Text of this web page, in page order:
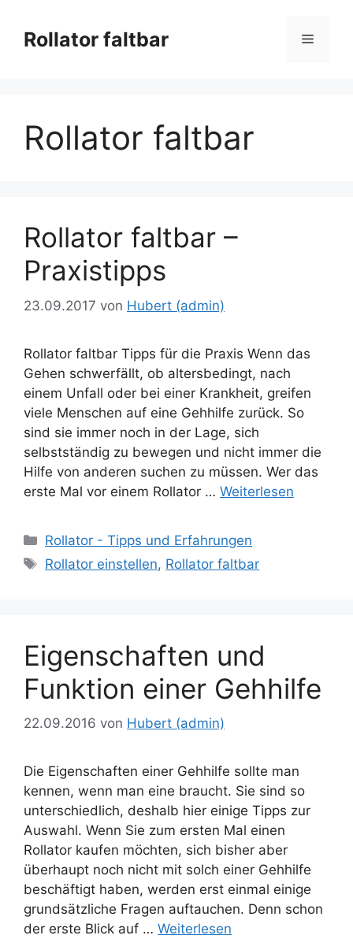
Inhalt
springenRollator faltbar Menü
Rollator faltbar
Rollator faltbar –
Praxistipps
23.09.2017 von Hubert (admin)
Rollator faltbar Tipps für die Praxis Wenn das
Gehen schwerfällt, ob altersbedingt, nach
einem Unfall oder bei einer Krankheit, greifen
viele Menschen auf eine Gehhilfe zurück. So
sind sie immer noch in der Lage, sich
selbstständig zu bewegen und nicht immer die
Hilfe von anderen suchen zu müssen. Wer das
erste Mal vor einem Rollator … Weiterlesen
Kategorien
Rollator - Tipps und Erfahrungen
Schlagwörter
Rollator einstellen, Rollator faltbar
Eigenschaften und
Funktion einer Gehhilfe
22.09.2016 von Hubert (admin)
Die Eigenschaften einer Gehhilfe sollte man
kennen, wenn man eine braucht. Sie sind so
unterschiedlich, deshalb hier einige Tipps zur
Auswahl. Wenn Sie zum ersten Mal einen
Rollator kaufen möchten, sich bisher aber
überhaupt noch nicht mit solch einer Gehhilfe
beschäftigt haben, werden erst einmal einige
grundsätzliche Fragen auftauchen. Denn schon
der erste Blick auf … Weiterlesen